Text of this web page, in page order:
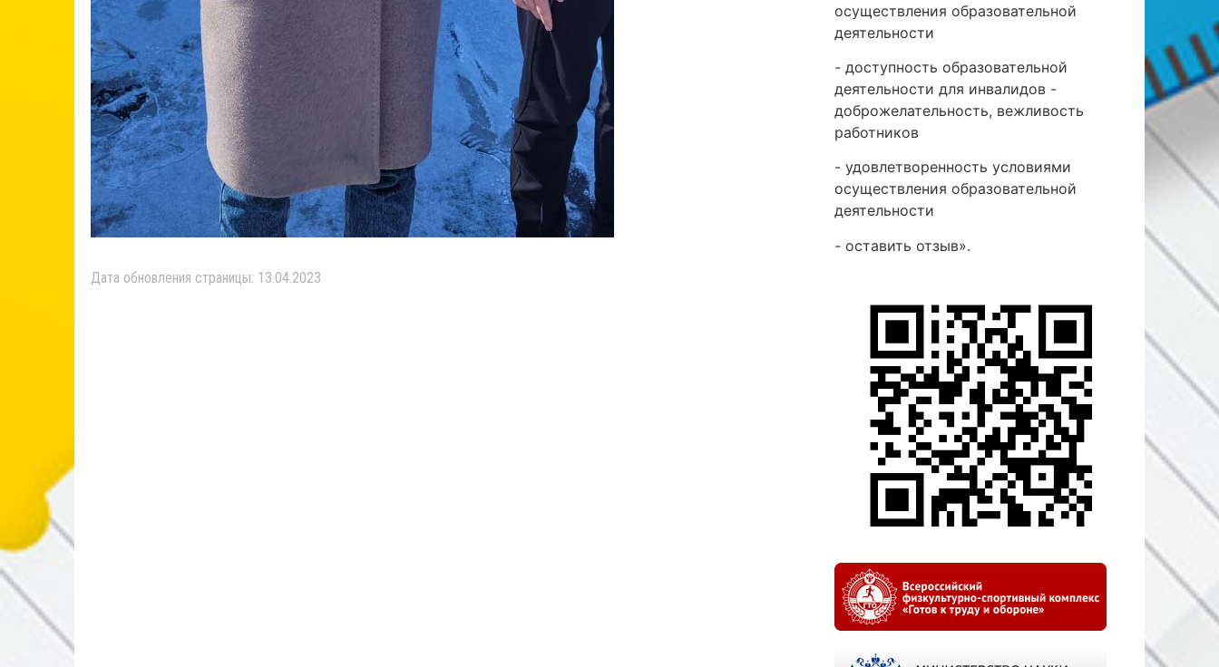
Дата обновления страницы: 13.04.2023
осуществления образовательной
деятельности
- доступность образовательной
деятельности для инвалидов -
доброжелательность, вежливость
работников
- удовлетворенность условиями
осуществления образовательной
деятельности
- оставить отзыв».